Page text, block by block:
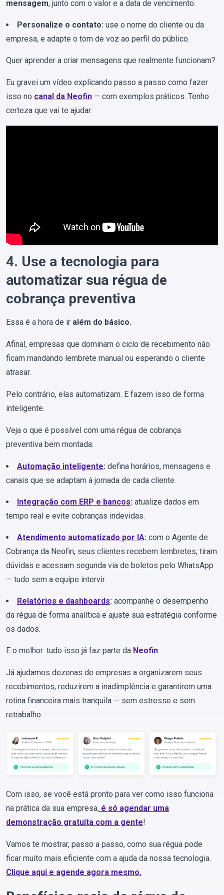
mensagem, junto com o valor e a data de vencimento.
Personalize o contato: use o nome do cliente ou da
empresa, e adapte o tom de voz ao perfil do público.
Quer aprender a criar mensagens que realmente funcionam?
Eu gravei um vídeo explicando passo a passo como fazer
isso no canal da Neofin — com exemplos práticos. Tenho
certeza que vai te ajudar:
4. Use a tecnologia para
automatizar sua régua de
cobrança preventiva
Essa é a hora de ir além do básico.
Afinal, empresas que dominam o ciclo de recebimento não
ficam mandando lembrete manual ou esperando o cliente
atrasar.
Pelo contrário, elas automatizam. E fazem isso de forma
inteligente.
Veja o que é possível com uma régua de cobrança
preventiva bem montada:
Automação inteligente: defina horários, mensagens e
canais que se adaptam à jornada de cada cliente.
Integração com ERP e bancos: atualize dados em
tempo real e evite cobranças indevidas.
Atendimento automatizado por IA: com o Agente de
Cobrança da Neofin, seus clientes recebem lembretes, tiram
dúvidas e acessam segunda via de boletos pelo WhatsApp
— tudo sem a equipe intervir.
Relatórios e dashboards: acompanhe o desempenho
da régua de forma analítica e ajuste sua estratégia conforme
os dados.
E o melhor: tudo isso já faz parte da Neofin.
Já ajudamos dezenas de empresas a organizarem seus
recebimentos, reduzirem a inadimplência e garantirem uma
rotina financeira mais tranquila — sem estresse e sem
retrabalho.
Com isso, se você está pronto para ver como isso funciona
na prática da sua empresa, é só agendar uma
demonstração gratuita com a gente!
Vamos te mostrar, passo a passo, como sua régua pode
ficar muito mais eficiente com a ajuda da nossa tecnologia.
Clique aqui e agende agora mesmo.